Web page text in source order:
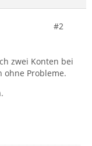
#2
zwei Konten bei
ohne Probleme.